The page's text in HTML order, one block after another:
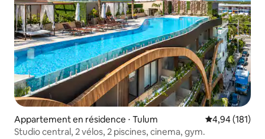
Appartement en résidence ⋅ Tulum Évaluation
4,94 (181)
Studio central, 2 vélos, 2 piscines, cinema, gym.